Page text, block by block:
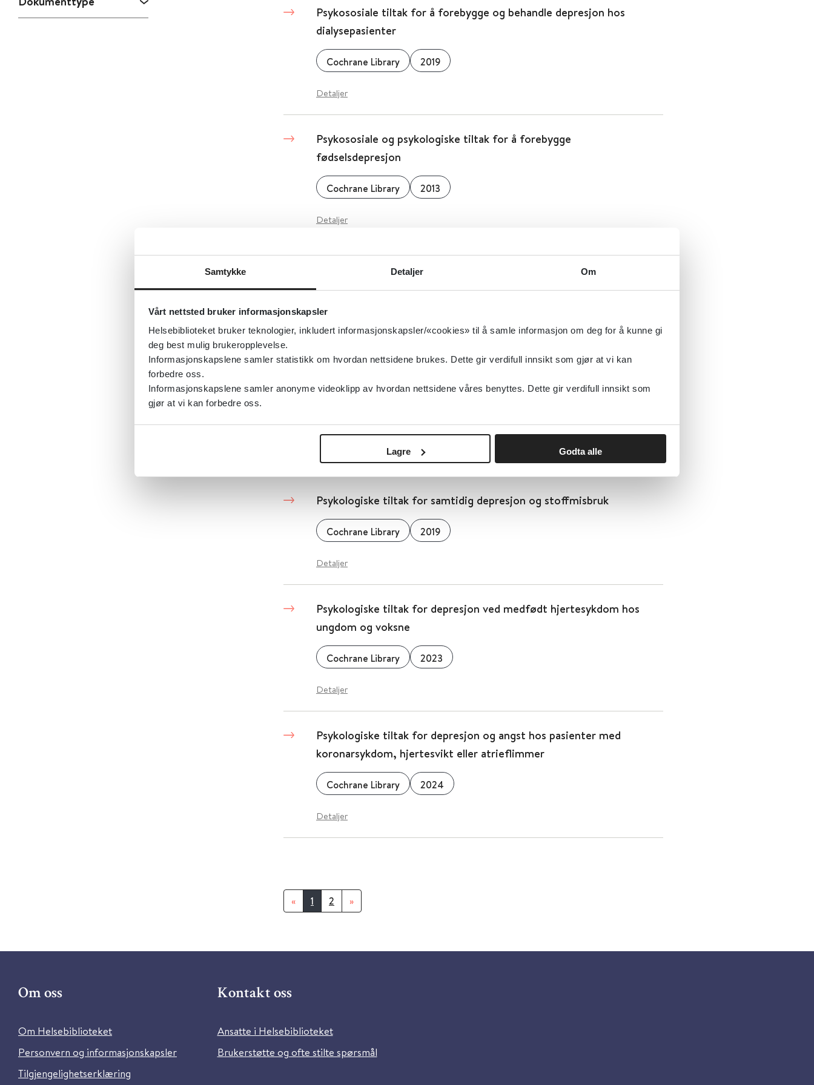
Samtykke Detaljer Om
Vårt nettsted bruker informasjonskapsler
Helsebiblioteket bruker teknologier, inkludert informasjonskapsler/«cookies» til å samle informasjon om deg for å kunne gi
deg best mulig brukeropplevelse.
Informasjonskapslene samler statistikk om hvordan nettsidene brukes. Dette gir verdifull innsikt som gjør at vi kan
forbedre oss.
Informasjonskapslene samler anonyme videoklipp av hvordan nettsidene våres benyttes. Dette gir verdifull innsikt som
gjør at vi kan forbedre oss.
Lagre Godta alle
Psykososiale tiltak for å forebygge og behandle depresjon hos
dialysepasienter
Cochrane Library 2019
Detaljer
Psykososiale og psykologiske tiltak for å forebygge
fødselsdepresjon
Cochrane Library 2013
Detaljer
Psykososiale og psykologiske tiltak for å behandle fødselsdepresjon
Detaljer
medfødt hjertelidelse
Cochrane Library 2023
Psykologiske tiltak for samtidig depresjon og stoffmisbruk
Cochrane Library 2019
Detaljer
Psykologiske tiltak for depresjon ved medfødt hjertesykdom hos
ungdom og voksne
Cochrane Library 2023
Detaljer
Psykologiske tiltak for depresjon og angst hos pasienter med
koronarsykdom, hjertesvikt eller atrieflimmer
Cochrane Library 2024
Detaljer
« 1 2 »
Om oss
Om Helsebiblioteket
Personvern og informasjonskapsler
Tilgjengelighetserklæring
Kontakt oss
Ansatte i Helsebiblioteket
Brukerstøtte og ofte stilte spørsmål